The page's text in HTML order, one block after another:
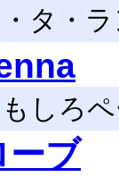
タ・
しろ
ーブ